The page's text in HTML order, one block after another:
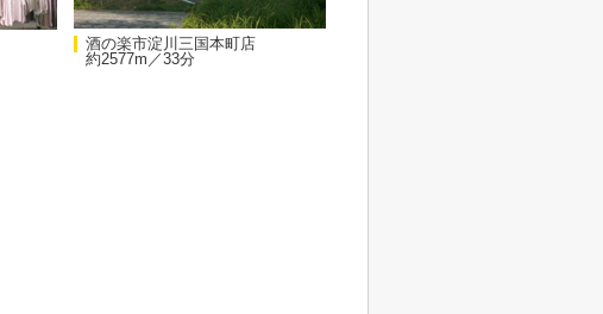
酒の楽市淀川三国本町店
約2577m／33分